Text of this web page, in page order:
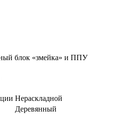
блок «змейка» и ППУ
Нераскладной
Деревянный